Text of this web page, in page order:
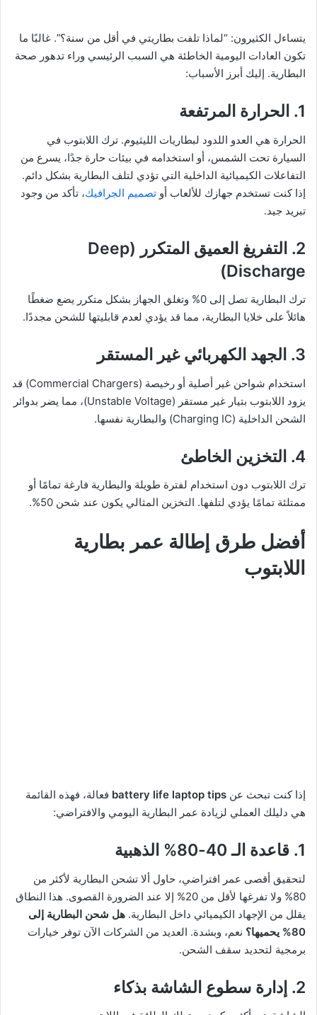
يتساءل الكثيرون: “لماذا تلفت بطاريتي في أقل من سنة؟”. غالبًا ما
تكون العادات اليومية الخاطئة هي السبب الرئيسي وراء تدهور صحة
البطارية. إليك أبرز الأسباب:
1. الحرارة المرتفعة
الحرارة هي العدو اللدود لبطاريات الليثيوم. ترك اللابتوب في
السيارة تحت الشمس، أو استخدامه في بيئات حارة جدًا، يسرع من
التفاعلات الكيميائية الداخلية التي تؤدي لتلف البطارية بشكل دائم.
إذا كنت تستخدم جهازك للألعاب أو تصميم الجرافيك، تأكد من وجود
تبريد جيد.
2. التفريغ العميق المتكرر (Deep
Discharge)
ترك البطارية تصل إلى 0% وتغلق الجهاز بشكل متكرر يضع ضغطًا
هائلاً على خلايا البطارية، مما قد يؤدي لعدم قابليتها للشحن مجددًا.
3. الجهد الكهربائي غير المستقر
استخدام شواحن غير أصلية أو رخيصة (Commercial Chargers) قد
يزود اللابتوب بتيار غير مستقر (Unstable Voltage)، مما يضر بدوائر
الشحن الداخلية (Charging IC) والبطارية نفسها.
4. التخزين الخاطئ
ترك اللابتوب دون استخدام لفترة طويلة والبطارية فارغة تمامًا أو
ممتلئة تمامًا يؤدي لتلفها. التخزين المثالي يكون عند شحن 50%.
أفضل طرق إطالة عمر بطارية
اللابتوب
إذا كنت تبحث عن battery life laptop tips فعالة، فهذه القائمة
هي دليلك العملي لزيادة عمر البطارية اليومي والافتراضي:
1. قاعدة الـ 40-80% الذهبية
لتحقيق أقصى عمر افتراضي، حاول ألا تشحن البطارية لأكثر من
80% ولا تفرغها لأقل من 20% إلا عند الضرورة القصوى. هذا النطاق
يقلل من الإجهاد الكيميائي داخل البطارية. هل شحن البطارية إلى
80% يحميها؟
نعم، وبشدة. العديد من الشركات الآن توفر خيارات
برمجية لتحديد سقف الشحن.
2. إدارة سطوع الشاشة بذكاء